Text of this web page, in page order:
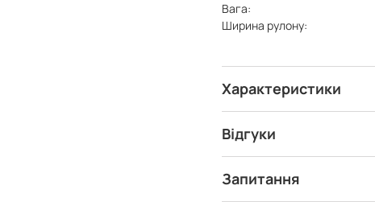
Вага:
Ширина рулону:
Характеристики
Відгуки
Запитання